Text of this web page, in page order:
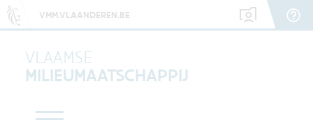
VMM.VLAANDEREN.BE
VLAAMSE
MILIEUMAATSCHAPPIJ